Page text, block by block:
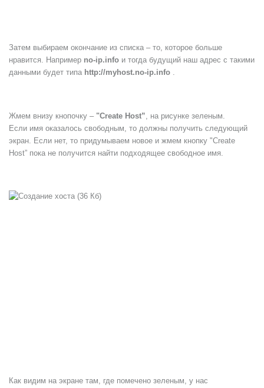
Затем выбираем окончание из списка – то, которое больше
нравится. Например no-ip.info и тогда будущий наш адрес с такими
данными будет типа http://myhost.no-ip.info .
Жмем внизу кнопочку – "Create Host”, на рисунке зеленым.
Если имя оказалось свободным, то должны получить следующий
экран. Если нет, то придумываем новое и жмем кнопку "Create
Host” пока не получится найти подходящее свободное имя.
Как видим на экране там, где помечено зеленым, у нас